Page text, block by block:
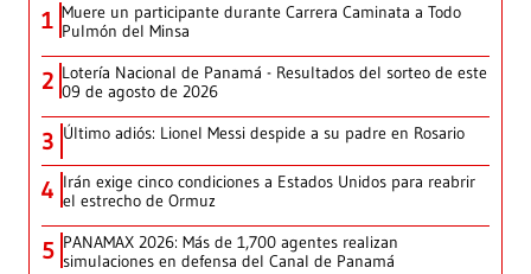
1 Muere un participante durante Carrera Caminata a Todo
Pulmón del Minsa
2 Lotería Nacional de Panamá - Resultados del sorteo de este
09 de agosto de 2026
3 Último adiós: Lionel Messi despide a su padre en Rosario
4 Irán exige cinco condiciones a Estados Unidos para reabrir
el estrecho de Ormuz
5 PANAMAX 2026: Más de 1,700 agentes realizan
simulaciones en defensa del Canal de Panamá